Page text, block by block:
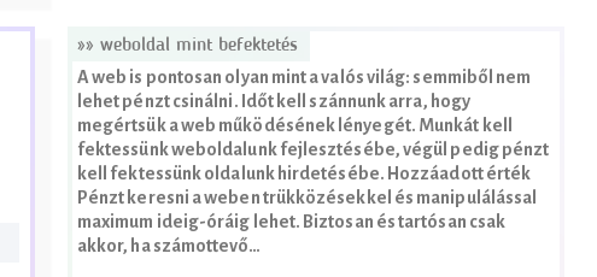
»» weboldal mint befektetés
A web is pontosan olyan mint a valós világ: semmiből nem
lehet pénzt csinálni. Időt kell szánnunk arra, hogy
megértsük a web működésének lényegét. Munkát kell
fektessünk weboldalunk fejlesztésébe, végül pedig pénzt
kell fektessünk oldalunk hirdetésébe. Hozzáadott érték
Pénzt keresni a weben trükközésekkel és manipulálással
maximum ideig-óráig lehet. Biztosan és tartósan csak
akkor, ha számottevő…